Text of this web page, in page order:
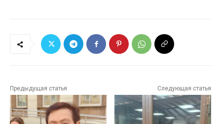
Предыдущая статья Следующая статья